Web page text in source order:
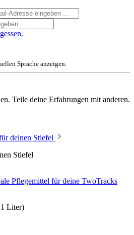
Sprache anzeigen.
Teile deine Erfahrungen mit anderen.
deinen Stiefel
Stiefel
Pflegemittel für deine TwoTracks
Liter)